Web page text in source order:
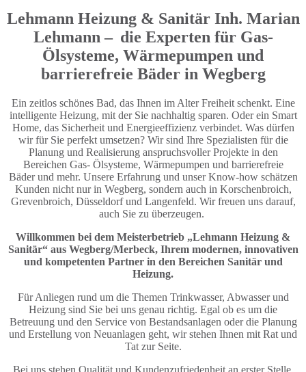
Lehmann Heizung & Sanitär Inh. Marian
Lehmann– die Experten für Gas-
Ölsysteme, Wärmepumpen und
barrierefreie Bäderin Wegberg
Ein zeitlos schönes Bad, das Ihnen im Alter Freiheit schenkt. Eine
intelligente Heizung, mit der Sie nachhaltig sparen. Oder ein Smart
Home, das Sicherheit und Energieeffizienz verbindet. Was dürfen
wir für Sie perfekt umsetzen? Wir sind Ihre Spezialisten für die
Planung und Realisierung anspruchsvoller Projekte in den
Bereichen Gas- Ölsysteme, Wärmepumpen und barrierefreie
Bäder und mehr. Unsere Erfahrung und unser Know-how schätzen
Kunden nicht nur in Wegberg, sondern auch in Korschenbroich,
Grevenbroich, Düsseldorf und Langenfeld. Wir freuen uns darauf,
auch Sie zu überzeugen.
Willkommen bei dem Meisterbetrieb „Lehmann Heizung &
Sanitär“ aus Wegberg/Merbeck, Ihrem modernen, innovativen
und kompetenten Partner in den Bereichen Sanitär und
Heizung.
Für Anliegen rund um die Themen Trinkwasser, Abwasser und
Heizung sind Sie bei uns genau richtig. Egal ob es um die
Betreuung und den Service von Bestandsanlagen oder die Planung
und Erstellung von Neuanlagen geht, wir stehen Ihnen mit Rat und
Tat zur Seite.